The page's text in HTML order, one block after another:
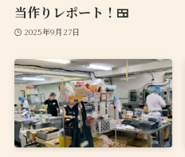
当作りレポート！🍱
2025年9月27日